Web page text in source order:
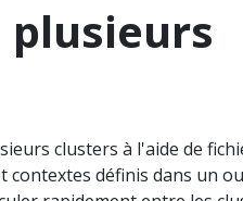
plusieurs
clusters à l'aide de
contextes définis dans un ou